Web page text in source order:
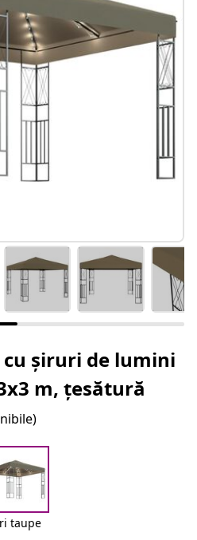
șiruri de lumini
m, țesătură
taupe